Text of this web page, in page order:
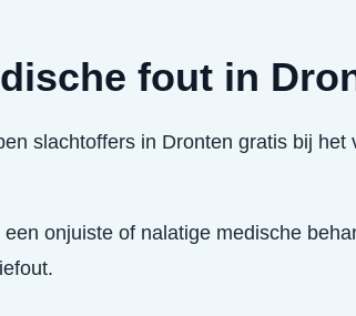
fout in
slachtoffers in Dronten gratis bij het
onjuiste of nalatige medische